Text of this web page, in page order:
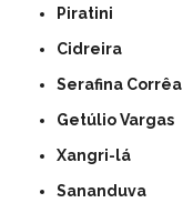
Piratini
Cidreira
Serafina Corrêa
Getúlio Vargas
Xangri-lá
Sananduva